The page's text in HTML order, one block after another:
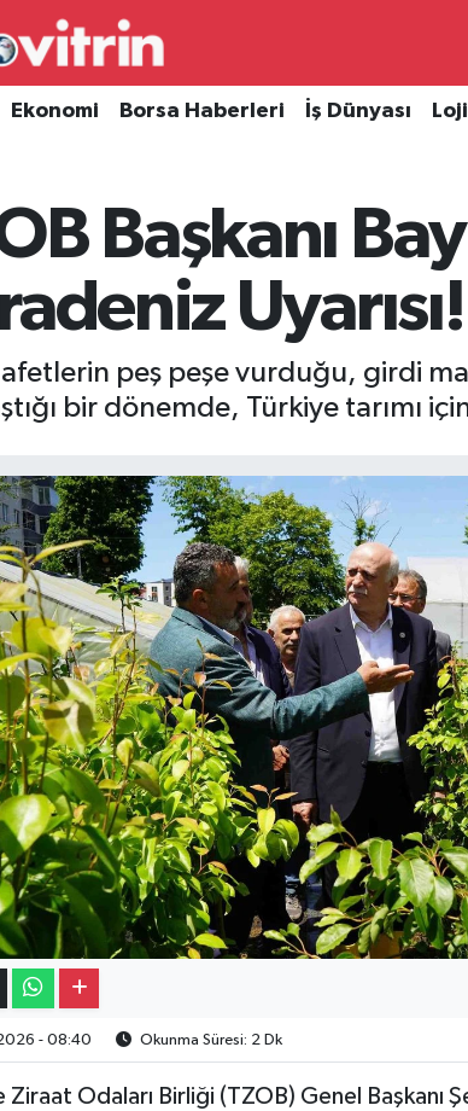
Ekonomi Borsa Haberleri İş Dünyası
Başkanı
Uyarısı!
peş peşe vurduğu, girdi
bir dönemde, Türkiye tarımı
- 08:40 Okunma Süresi: 2 Dk
Ziraat Odaları Birliği (TZOB) Genel Başkanı
ve Fikstür